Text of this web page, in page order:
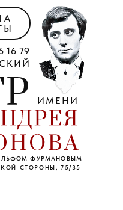
ИМЕНИ
ФУРМАНОВЫМ
16 79
СТОРОНЫ, 75/35